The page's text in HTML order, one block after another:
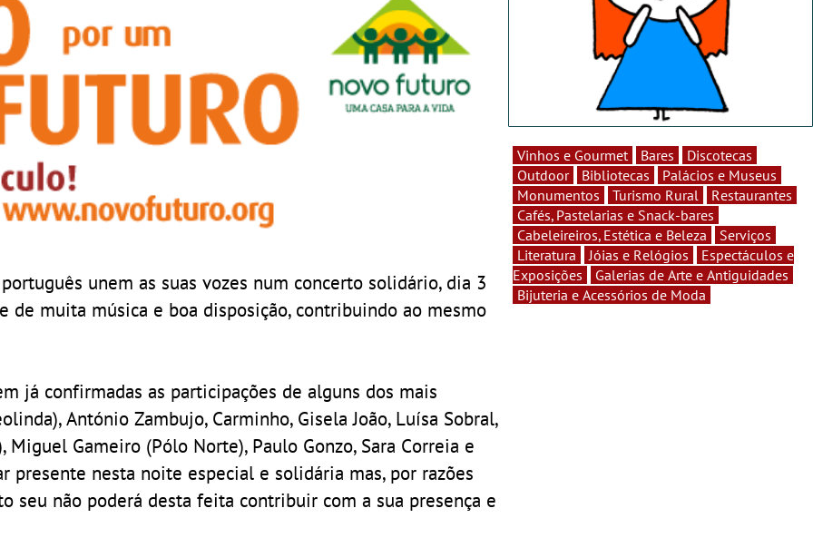
unem as suas vozes num concerto solidário, dia 3
de muita música e boa disposição, contribuindo ao mesmo
já confirmadas as participações de alguns dos mais
António Zambujo, Carminho, Gisela João, Luísa Sobral,
Gameiro (Pólo Norte), Paulo Gonzo, Sara Correia e
presente nesta noite especial e solidária mas, por razões
seu não poderá desta feita contribuir com a sua presença e
Vinhos e Gourmet Bares
Discotecas
Outdoor
Bibliotecas
Palácios e Museus
Monumentos
Turismo Rural
Restaurantes
Cafés, Pastelarias e Snack-bares
Cabeleireiros, Estética e Beleza
Serviços
Literatura
Jóias e Relógios
Espectáculos e
Exposições
Galerias de Arte e Antiguidades
Bijuteria e Acessórios de Moda